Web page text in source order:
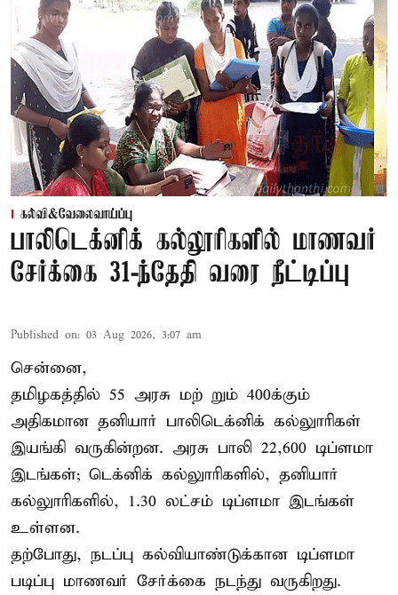
கல்வி&வேலைவாய்ப்பு
பாலிடெக்னிக் கல்லூரிகளில் மாணவர்
சேர்க்கை 31-ந்தேதி வரை நீட்டிப்பு
Published on: 03 Aug 2026, 3:07 am
சென்னை,
தமிழகத்தில் 55 அரசு மற் றும் 400க்கும்
அதிகமான தனியார் பாலிடெக்னிக் கல்லுாரிகள்
இயங்கி வருகின்றன. அரசு பாலி 22,600 டிப்ளமா
இடங்கள்; டெக்னிக் கல்லுாரிகளில், தனியார்
கல்லுாரிகளில், 1.30 லட்சம் டிப்ளமா இடங்கள்
உள்ளன.
தற்போது, நடப்பு கல்வியாண்டுக்கான டிப்ளமா
படிப்பு மாணவர் சேர்க்கை நடந்து வருகிறது.